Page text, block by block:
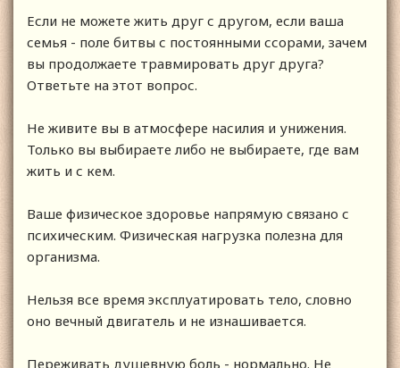
Если не можете жить друг с другом, если ваша
семья - поле битвы с постоянными ссорами, зачем
вы продолжаете травмировать друг друга?
Ответьте на этот вопрос.
Не живите вы в атмосфере насилия и унижения.
Только вы выбираете либо не выбираете, где вам
жить и с кем.
Ваше физическое здоровье напрямую связано с
психическим. Физическая нагрузка полезна для
организма.
Нельзя все время эксплуатировать тело, словно
оно вечный двигатель и не изнашивается.
Переживать душевную боль - нормально. Не